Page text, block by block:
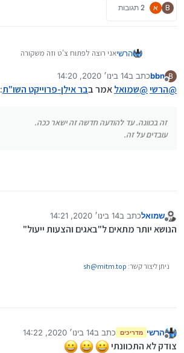
B א 2 תגובות
הרשיאני רוצה לפתוח צ'ט וזה משקורה
B
bbnכתב ב14 בינו׳ 2020, 14:20
נערך לאחרונה על ידי bbn
@הרשי@שמואלאמר בבר אילן-פרוייקט השו"ת:
זה בכוונה. עד להודעה חדשה זה ישאר ככה.
עובדים על זה.
שמואלכתב ב14 בינו׳ 2020, 14:21
נערך לאחרונה על ידי שמואל
הנושא יותר מתאים ל"באגים והצעות ייעול"
ניתן ליצור קשר: sh@mitm.top
מנותק
הרשי מדריכים כתב ב14 בינו׳ 2020, 14:22
נערך לאחרונה על ידי
צודק לא התכוונתי